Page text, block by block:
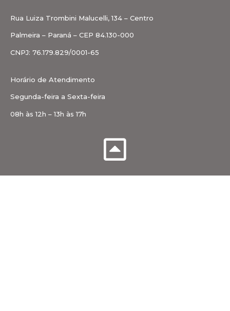
Rua Luiza Trombini Malucelli, 134 – Centro
Palmeira – Paraná – CEP 84.130-000
CNPJ: 76.179.829/0001-65
Horário de Atendimento
Segunda-feira a Sexta-feira
08h às 12h – 13h às 17h